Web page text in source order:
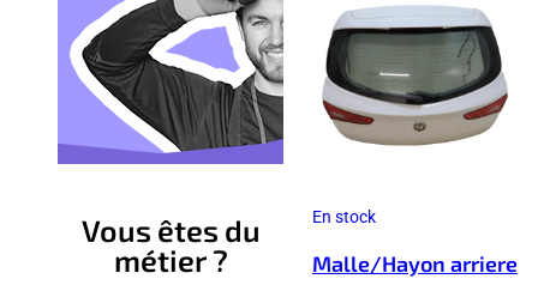
Vous êtes du
métier ?
En stock
Malle/Hayon arriere